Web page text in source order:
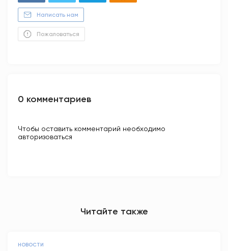
Написать нам
Пожаловаться
0 комментариев
Чтобы оставить комментарий необходимо
авторизоваться
Читайте также
НОВОСТИ